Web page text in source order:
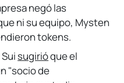
negó las
ni su equipo, Mysten
tokens.
Sui sugirióque el
"socio de